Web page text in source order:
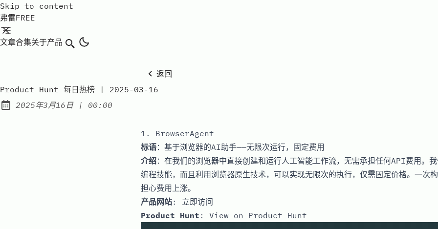
Skip to content
弗雷FREE
文章合集关于产品 搜索
返回
Product Hunt 每日热榜 | 2025-03-16
Published:
2025年3月16日| at
00:00
1. BrowserAgent
标语：基于浏览器的AI助手——无限次运行，固定费用
介绍：在我们的浏览器中直接创建和运行人工智能工作流，无需承担任何API费用。
编程技能，而且利用浏览器原生技术，可以实现无限次的执行，仅需固定价格。一次
担心费用上涨。
产品网站: 立即访问
Product Hunt : View on Product Hunt